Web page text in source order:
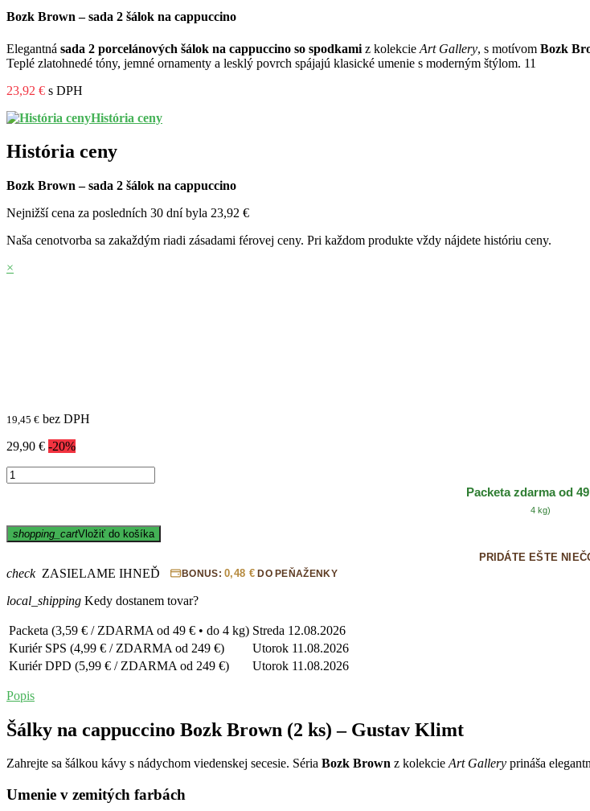
Bozk Brown – sada 2 šálok na cappuccino
Elegantná sada 2 porcelánových šálok na cappuccino so spodkami z kolekcie Art Gallery, s motívom Bozk
Teplé zlatohnedé tóny, jemné ornamenty a lesklý povrch spájajú klasické umenie s moderným štýlom. 11
23,92 € s DPH
História ceny
História ceny
Bozk Brown – sada 2 šálok na cappuccino
Nejnižší cena za posledních 30 dní byla 23,92 €
Naša cenotvorba sa zakaždým riadi zásadami férovej ceny. Pri každom produkte vždy nájdete históriu ceny.
×
19,45 € bez DPH
29,90 € -20%
Packeta zdarma od
4 kg)
shopping_cartVložiť do košíka
PRIDÁTE EŠTE
checkZASIELAME IHNEĎ BONUS:0,48 €DO PEŇAŽENKY
local_shipping Kedy dostanem tovar?
Packeta (3,59 € / ZDARMA od 49 € • do 4 kg) Streda 12.08.2026
Kuriér SPS (4,99 € / ZDARMA od 249 €)
Utorok 11.08.2026
Kuriér DPD (5,99 € / ZDARMA od 249 €)
Utorok 11.08.2026
Popis
Šálky na cappuccino Bozk Brown (2 ks) – Gustav Klimt
Zahrejte sa šálkou kávy s nádychom viedenskej secesie. Séria Bozk Brown z kolekcieArt Gallery prináša
Umenie v zemitých farbách